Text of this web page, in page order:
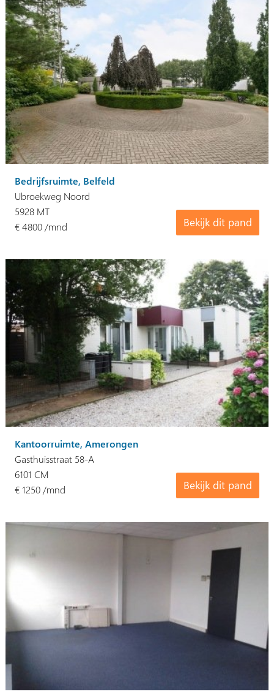
Bedrijfsruimte, Belfeld
Ubroekweg Noord
Bekijk dit pand
5928 MT
€ 4800 /mnd
Kantoorruimte, Amerongen
Gasthuisstraat 58-A
Bekijk dit pand
6101 CM
€ 1250 /mnd